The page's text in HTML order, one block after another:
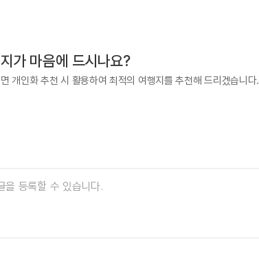
가 마음에 드시나요?
개인화 추천 시 활용하여 최적의 여행지를 추천해 드리겠습니다.